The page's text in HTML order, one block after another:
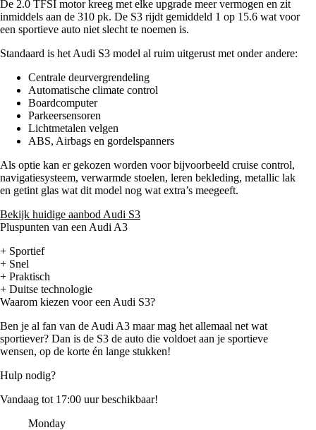
De 2.0 TFSI motor kreeg met elke upgrade meer vermogen en zit
inmiddels aan de 310 pk. De S3 rijdt gemiddeld 1 op 15.6 wat voor
een sportieve auto niet slecht te noemen is.
Standaard is het Audi S3 model al ruim uitgerust met onder andere:
Centrale deurvergrendeling
Automatische climate control
Boardcomputer
Parkeersensoren
Lichtmetalen velgen
ABS, Airbags en gordelspanners
Als optie kan er gekozen worden voor bijvoorbeeld cruise control,
navigatiesysteem, verwarmde stoelen, leren bekleding, metallic lak
en getint glas wat dit model nog wat extra’s meegeeft.
Bekijk huidige aanbod Audi S3
Pluspunten van een Audi A3
+ Sportief
+ Snel
+ Praktisch
+ Duitse technologie
Waarom kiezen voor een Audi S3?
Ben je al fan van de Audi A3 maar mag het allemaal net wat
sportiever? Dan is de S3 de auto die voldoet aan je sportieve
wensen, op de korte én lange stukken!
Hulp nodig?
Vandaag tot 17:00 uur beschikbaar!
Monday